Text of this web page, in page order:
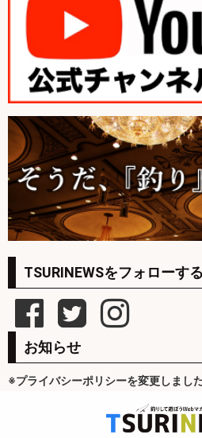
TSURINEWSをフォローする
お知らせ
※プライバシーポリシーを変更しまし